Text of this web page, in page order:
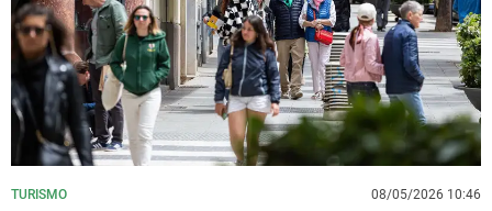
La rosa de los vientos
Gente viajera
Como el perro y el
Caso
Retornados
Equipo de
Operación Viuda
Extremadura
Galicia
La Rioja
Navarra
País Vasco
Virales
Televisión
Elecciones
TURISMO 08/05/2026 10:46